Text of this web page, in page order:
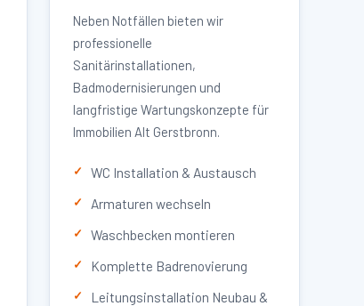
Neben Notfällen bieten wir
professionelle
Sanitärinstallationen,
Badmodernisierungen und
langfristige Wartungskonzepte für
Immobilien Alt Gerstbronn.
WC Installation & Austausch
Armaturen wechseln
Waschbecken montieren
Komplette Badrenovierung
Leitungsinstallation Neubau &